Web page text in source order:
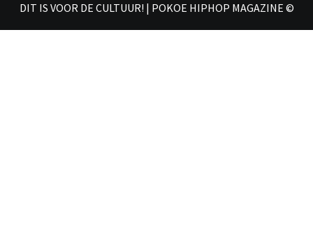
DIT IS VOOR DE CULTUUR! | POKOE HIPHOP MAGAZINE ©